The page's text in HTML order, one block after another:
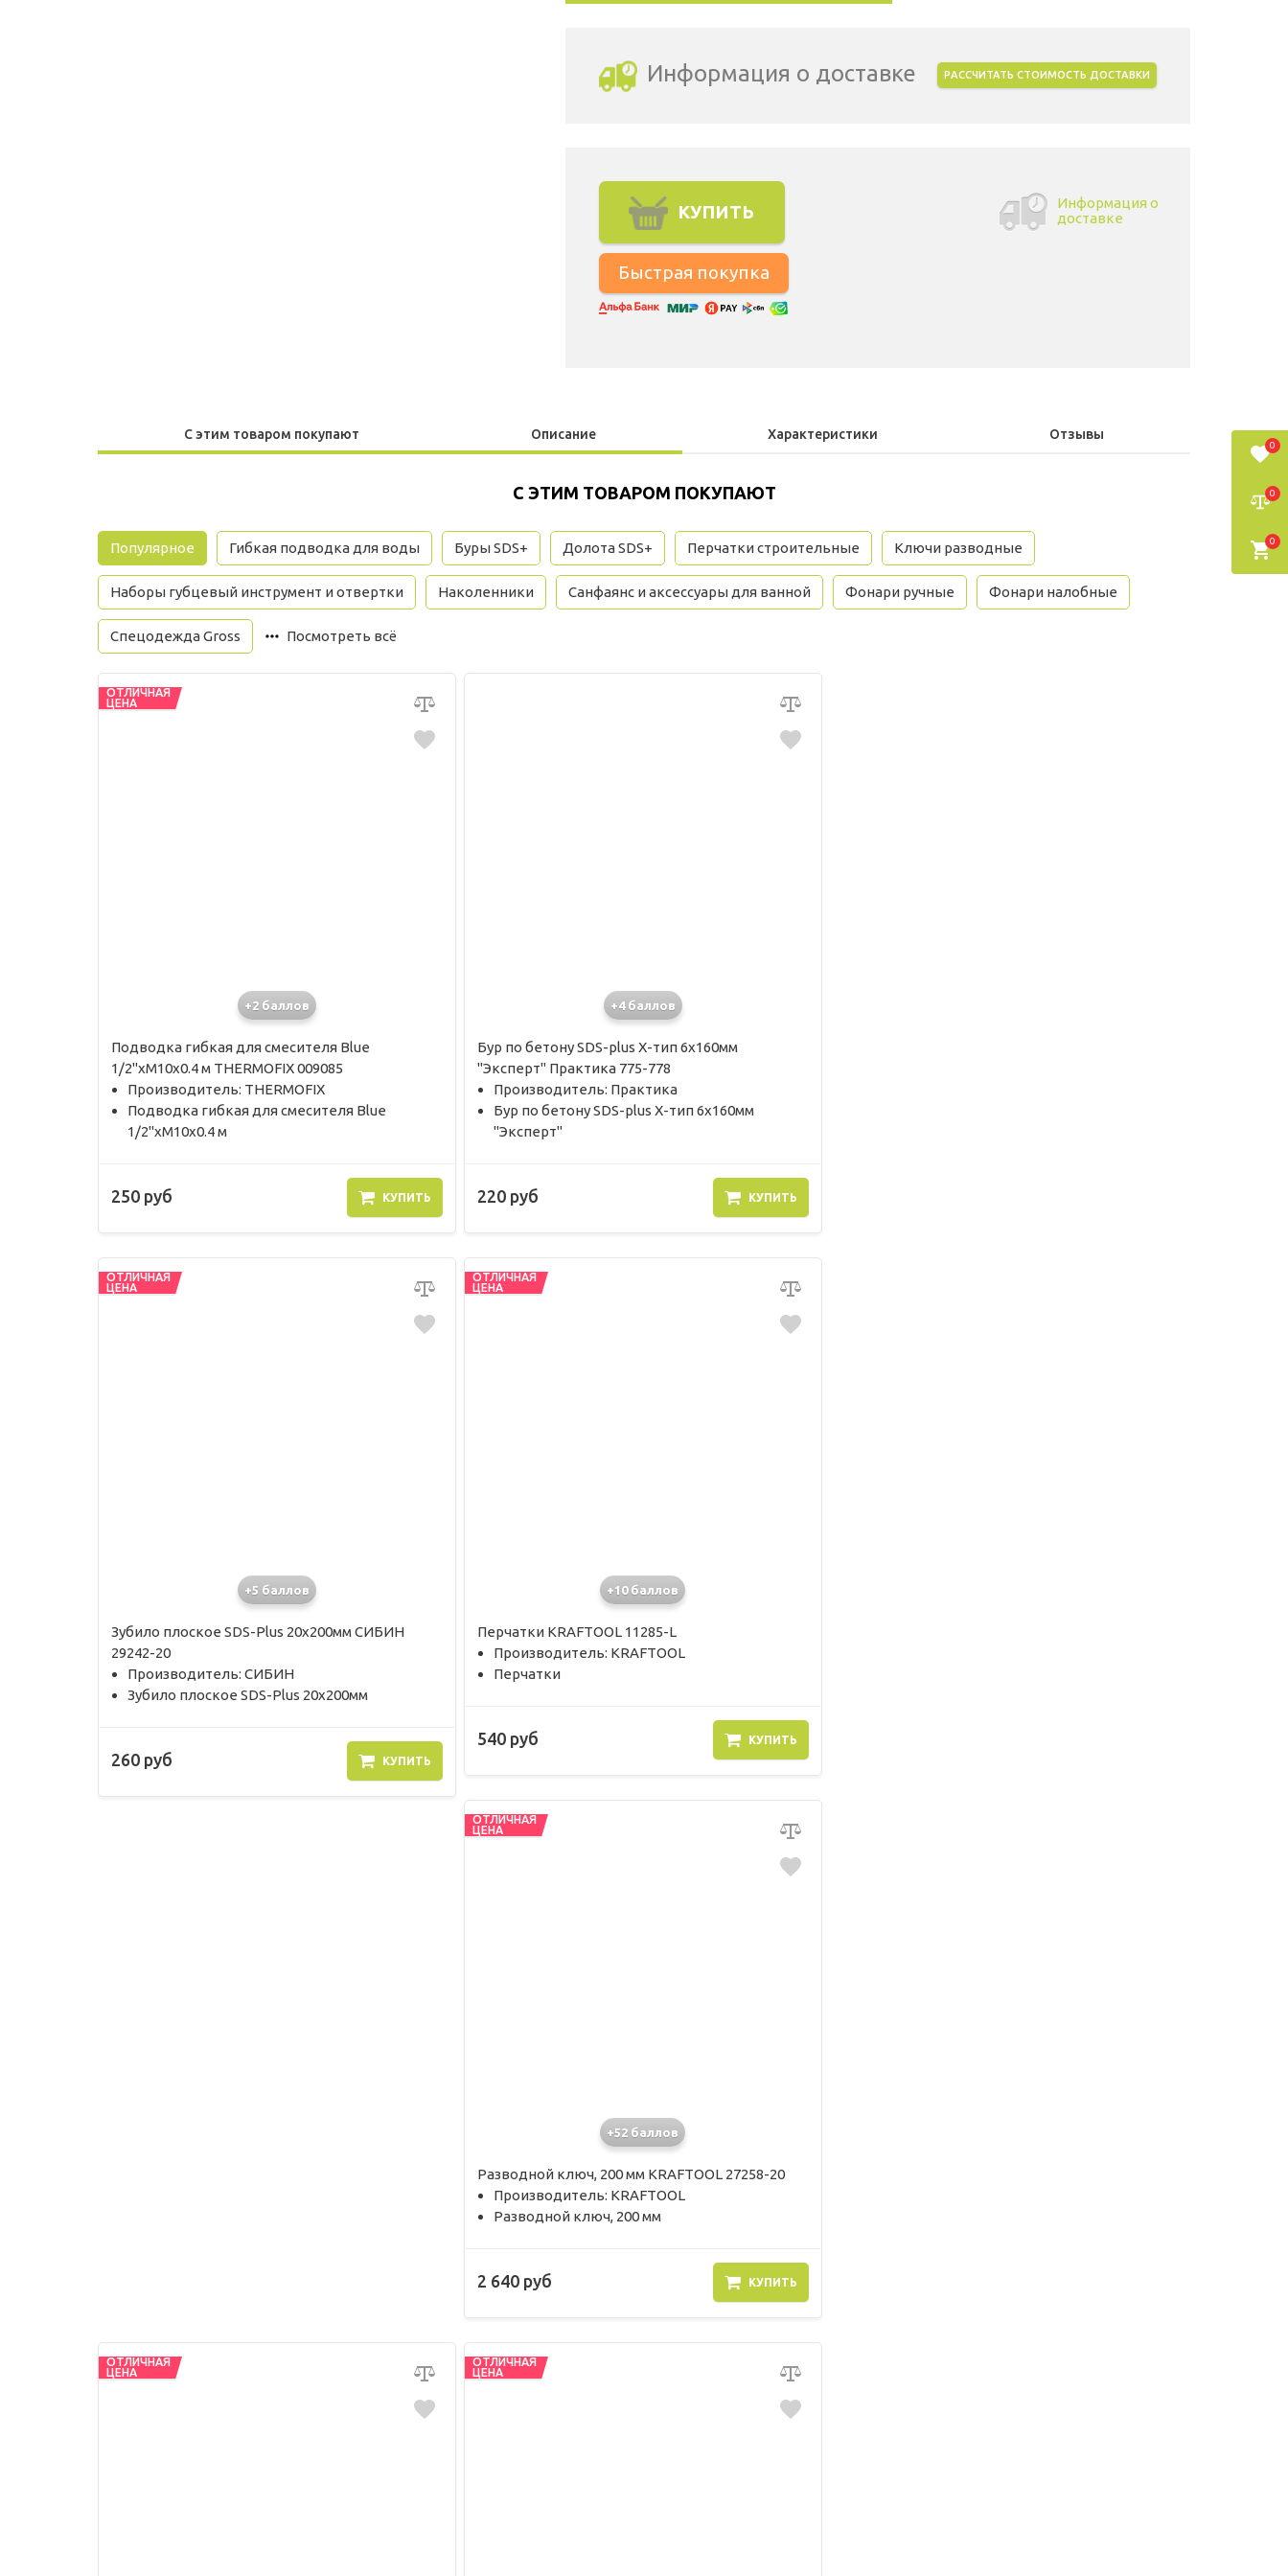
Информация о доставке РАССЧИТАТЬ СТОИМОСТЬ ДОСТАВКИ
КУПИТЬ
Информация о
доставке
С этим товаром покупают Описание Характеристики Отзывы
С ЭТИМ ТОВАРОМ ПОКУПАЮТ
Популярное Гибкая подводка для воды Буры SDS+ Долота SDS+ Перчатки строительные Ключи разводные
Наборы губцевый инструмент и отвертки Наколенники Санфаянс и аксессуары для ванной Фонари ручные Фонари налобные
Спецодежда Gross Посмотреть всё
ОТЛИЧНАЯ
ЦЕНА
+2 баллов
Подводка гибкая для смесителя Blue
1/2"хМ10х0.4 м THERMOFIX 009085
Производитель: THERMOFIX
Подводка гибкая для смесителя Blue
1/2"хМ10х0.4 м
250 руб КУПИТЬ
+4 баллов
Бур по бетону SDS-plus X-тип 6х160мм
"Эксперт" Практика 775-778
Производитель: Практика
Бур по бетону SDS-plus X-тип 6х160мм
"Эксперт"
220 руб КУПИТЬ
ОТЛИЧНАЯ
ЦЕНА
+5 баллов
Зубило плоское SDS-Plus 20х200мм СИБИН
29242-20
Производитель: СИБИН
Зубило плоское SDS-Plus 20х200мм
260 руб КУПИТЬ
ОТЛИЧНАЯ
ЦЕНА
+10 баллов
Перчатки KRAFTOOL 11285-L
Производитель: KRAFTOOL
Перчатки
540 руб КУПИТЬ
ОТЛИЧНАЯ
ЦЕНА
+52 баллов
Разводной ключ, 200 мм KRAFTOOL 27258-20
Производитель: KRAFTOOL
Разводной ключ, 200 мм
2 640 руб КУПИТЬ
ОТЛИЧНАЯ
ЦЕНА
ОТЛИЧНАЯ
ЦЕНА
0
0
0